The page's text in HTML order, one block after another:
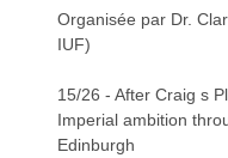
Organisée par Dr.
IUF)
15/26 - After Craig s
Imperial ambition
Edinburgh